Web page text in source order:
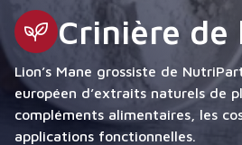
Crinière de
Lion’s Mane grossiste de
européen d’extraits naturels de
compléments alimentaires, les
applications fonctionnelles.